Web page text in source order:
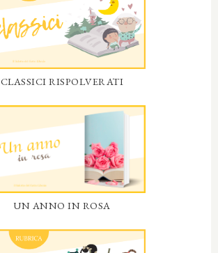
CLASSICI RISPOLVERATI
UN ANNO IN ROSA